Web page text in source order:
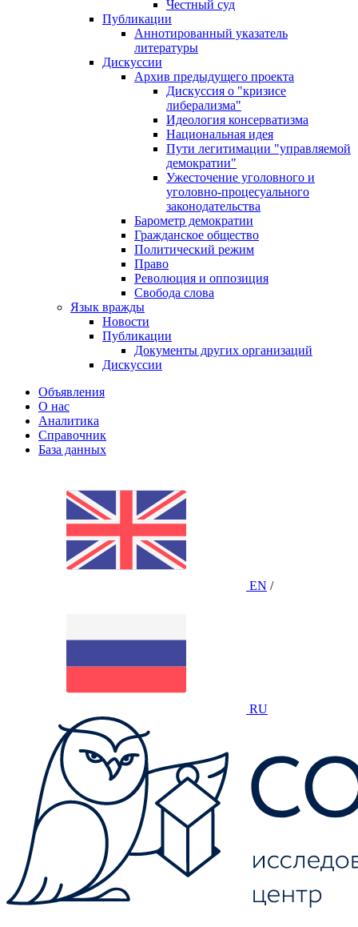
Честный суд
Публикации
Аннотированный указатель
литературы
Дискуссии
Архив предыдущего проекта
Дискуссия о "кризисе
либерализма"
Идеология консерватизма
Национальная идея
Пути легитимации "управляемой
демократии"
Ужесточение уголовного и
уголовно-процесуального
законодательства
Барометр демократии
Гражданское общество
Политический режим
Право
Революция и оппозиция
Свобода слова
Язык вражды
Новости
Публикации
Документы других организаций
Дискуссии
Объявления
О нас
Аналитика
Справочник
База данных
EN /
RU